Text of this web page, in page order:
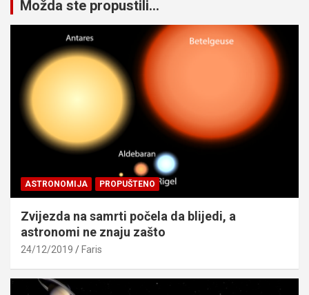
Možda ste propustili...
ASTRONOMIJA PROPUŠTENO
Zvijezda na samrti počela da blijedi, a
astronomi ne znaju zašto
24/12/2019 Faris